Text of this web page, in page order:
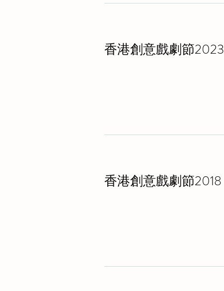
香港創意戲劇節2023
香港創意戲劇節2018